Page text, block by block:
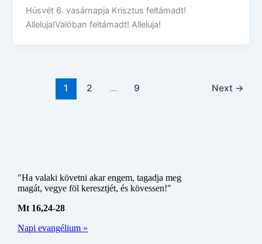
Húsvét 6. vasárnapja Krisztus feltámadt!
Alleluja!Valóban feltámadt! Alleluja!
1 2 … 9 Next →